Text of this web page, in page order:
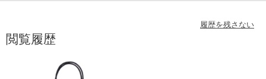
履歴を残さない
閲覧履歴